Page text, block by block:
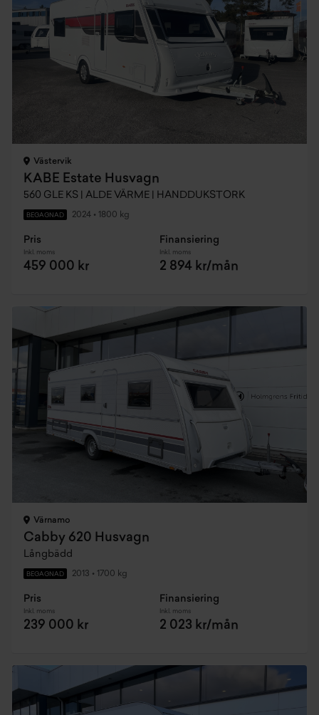
Västervik
KABE Estate Husvagn
560 GLE KS | ALDE VÄRME | HANDDUKSTORK
BEGAGNAD 2024 • 1800 kg
Pris
Inkl. moms
459 000 kr
Finansiering
Inkl. moms
2 894 kr/mån
Värnamo
Cabby 620 Husvagn
Långbädd
BEGAGNAD 2013 • 1700 kg
Pris
Inkl. moms
239 000 kr
Finansiering
Inkl. moms
2 023 kr/mån